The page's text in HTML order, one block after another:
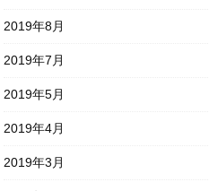
2019年8月
2019年7月
2019年5月
2019年4月
2019年3月